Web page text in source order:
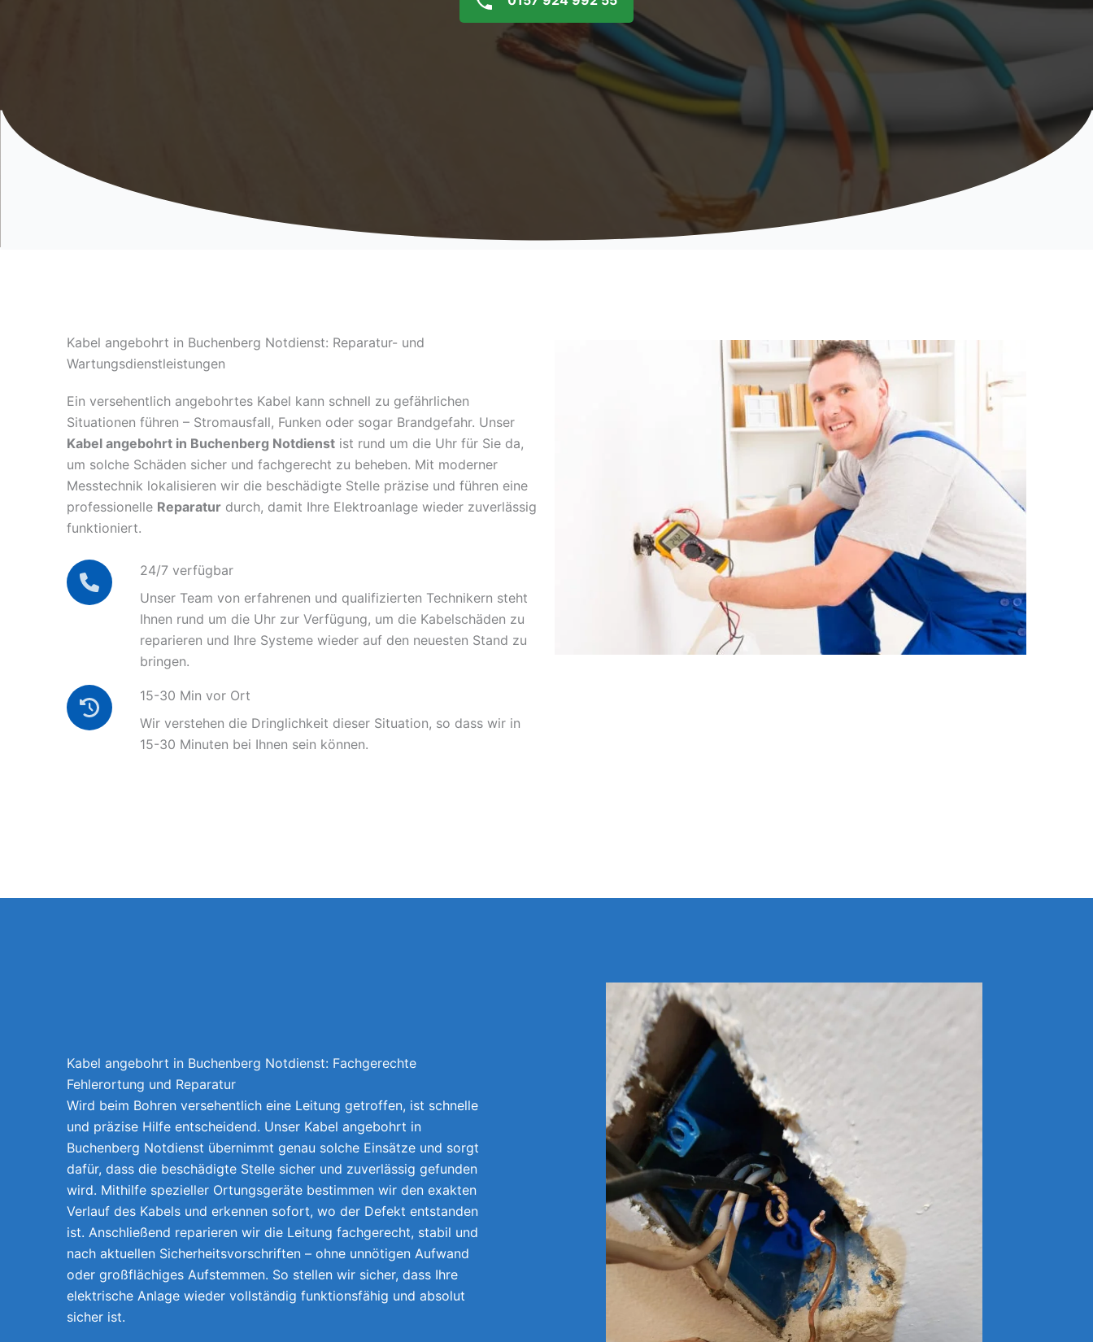
Kabel angebohrt in Buchenberg Notdienst: Reparatur- und
Wartungsdienstleistungen
Ein versehentlich angebohrtes Kabel kann schnell zu gefährlichen
Situationen führen – Stromausfall, Funken oder sogar Brandgefahr. Unser
Kabel angebohrt in Buchenberg Notdienst ist rund um die Uhr für Sie da,
um solche Schäden sicher und fachgerecht zu beheben. Mit moderner
Messtechnik lokalisieren wir die beschädigte Stelle präzise und führen eine
professionelle Reparatur durch, damit Ihre Elektroanlage wieder zuverlässig
funktioniert.
24/7 verfügbar
Unser Team von erfahrenen und qualifizierten Technikern steht
Ihnen rund um die Uhr zur Verfügung, um die Kabelschäden zu
reparieren und Ihre Systeme wieder auf den neuesten Stand zu
bringen.
15-30 Min vor Ort
Wir verstehen die Dringlichkeit dieser Situation, so dass wir in
15-30 Minuten bei Ihnen sein können.
Kabel angebohrt in Buchenberg Notdienst: Fachgerechte
Fehlerortung und Reparatur
Wird beim Bohren versehentlich eine Leitung getroffen, ist schnelle
und präzise Hilfe entscheidend. Unser Kabel angebohrt in
Buchenberg Notdienst übernimmt genau solche Einsätze und sorgt
dafür, dass die beschädigte Stelle sicher und zuverlässig gefunden
wird. Mithilfe spezieller Ortungsgeräte bestimmen wir den exakten
Verlauf des Kabels und erkennen sofort, wo der Defekt entstanden
ist. Anschließend reparieren wir die Leitung fachgerecht, stabil und
nach aktuellen Sicherheitsvorschriften – ohne unnötigen Aufwand
oder großflächiges Aufstemmen. So stellen wir sicher, dass Ihre
elektrische Anlage wieder vollständig funktionsfähig und absolut
sicher ist.